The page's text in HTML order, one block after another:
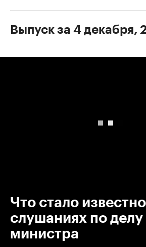
Выпуск за 4 декабря,
Что стало
слушаниях по делу
министра